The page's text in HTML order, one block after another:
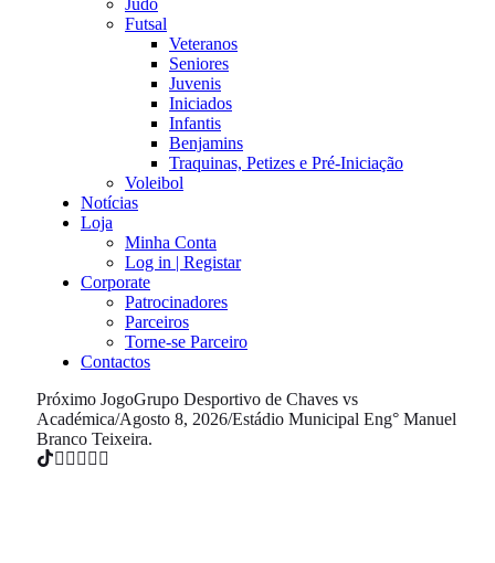
Judo
Futsal
Veteranos
Seniores
Juvenis
Iniciados
Infantis
Benjamins
Traquinas, Petizes e Pré-Iniciação
Voleibol
Notícias
Loja
Minha Conta
Log in | Registar
Corporate
Patrocinadores
Parceiros
Torne-se Parceiro
Contactos
Próximo JogoGrupo Desportivo de Chaves vs
Académica/Agosto 8, 2026/Estádio Municipal Eng° Manuel
Branco Teixeira.